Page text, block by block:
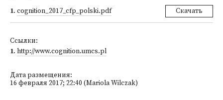
1. cognition_2017_cfp_polski.pdf Скачать
Ссылки:
1. http://www.cognition.umcs.pl
Дата размещения:
16 февраля 2017; 22:40 (Mariola Wilczak)